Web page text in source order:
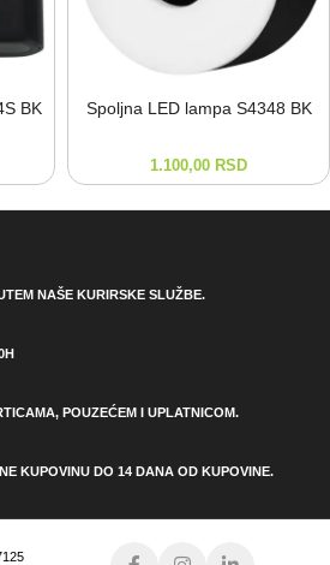
BK Spoljna LED lampa S4348 BK
1.100,00 RSD
NAŠE KURIRSKE SLUŽBE.
POUZEĆEM I UPLATNICOM.
KUPOVINU DO 14 DANA OD KUPOVINE.